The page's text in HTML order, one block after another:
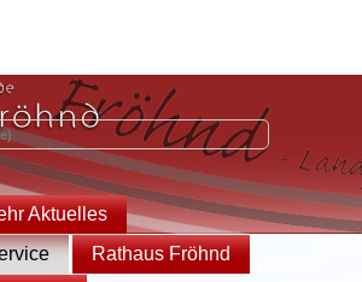
Aktuelles
Rathaus Fröhnd